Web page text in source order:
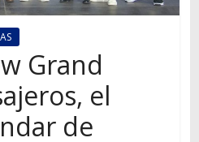
Grand
el
de